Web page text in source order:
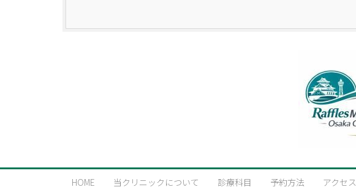
HOME 当クリニックについて 診療科目 予約方法 アクセス